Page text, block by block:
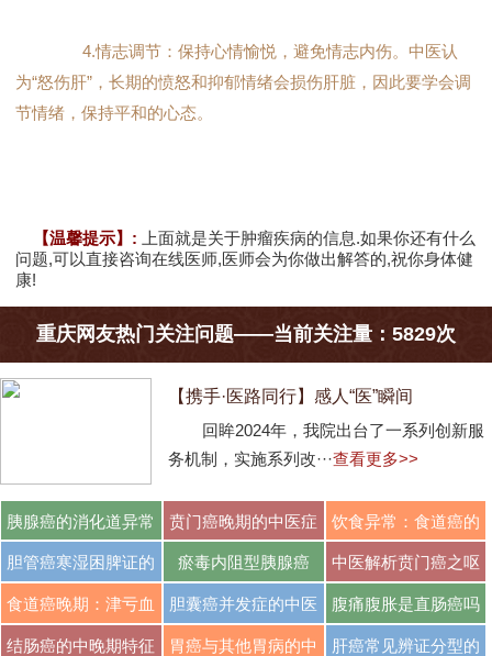
4.情志调节：保持心情愉悦，避免情志内伤。中医认
为“怒伤肝”，长期的愤怒和抑郁情绪会损伤肝脏，因此要学会调
节情绪，保持平和的心态。
【温馨提示】: 上面就是关于肿瘤疾病的信息.如果你还有什么
问题,可以直接咨询在线医师,医师会为你做出解答的,祝你身体健
康!
重庆网友热门关注问题——当前关注量：5829次
【携手·医路同行】感人“医”瞬间
回眸2024年，我院出台了一系列创新服
务机制，实施系列改···查看更多>>
胰腺癌的消化道异常
···
贲门癌晚期的中医症
···
饮食异常：食道癌的
···
胆管癌寒湿困脾证的
···
瘀毒内阻型胰腺癌 中医解析贲门癌之呕
···
食道癌晚期：津亏血
···
胆囊癌并发症的中医
···
腹痛腹胀是直肠癌吗
···
结肠癌的中晚期特征 胃癌与其他胃病的中 肝癌常见辨证分型的